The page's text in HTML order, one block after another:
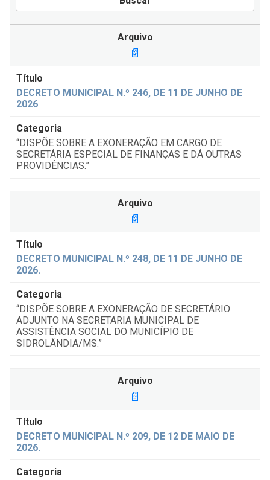
DECRETO MUNICIPAL N.º 246, DE 11 DE JUNHO DE
2026
“DISPÕE SOBRE A EXONERAÇÃO EM CARGO DE
SECRETÁRIA ESPECIAL DE FINANÇAS E DÁ OUTRAS
PROVIDÊNCIAS.”
📄
DECRETO MUNICIPAL N.º 248, DE 11 DE JUNHO DE
2026.
“DISPÕE SOBRE A EXONERAÇÃO DE SECRETÁRIO
ADJUNTO NA SECRETARIA MUNICIPAL DE
ASSISTÊNCIA SOCIAL DO MUNICÍPIO DE
SIDROLÂNDIA/MS.”
📄
DECRETO MUNICIPAL N.º 209, DE 12 DE MAIO DE
2026.
📄